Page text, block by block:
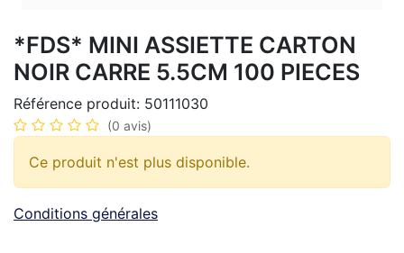
*FDS* MINI ASSIETTE CARTON
NOIR CARRE 5.5CM 100 PIECES
Référence produit: 50111030
(0 avis)
Ce produit n'est plus disponible.
Conditions générales